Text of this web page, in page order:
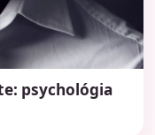
psychológia